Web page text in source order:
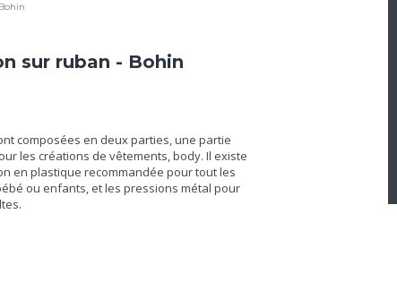
sur ruban - Bohin
composées en deux parties, une partie
les créations de vêtements, body. Il existe
en plastique recommandée pour tout les
ou enfants, et les pressions métal pour